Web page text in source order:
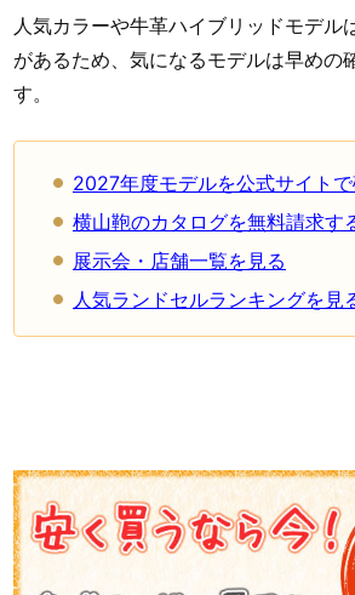
人気カラーや牛革ハイブリッドモデル
があるため、気になるモデルは早めの
す。
2027年度モデルを公式サイト
横山鞄のカタログを無料請求す
展示会・店舗一覧を見る
人気ランドセルランキングを見